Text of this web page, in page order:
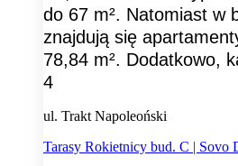
do 67 m². Natomiast w
znajdują się
78,84 m². Dodatkowo,
4
ul. Trakt Napoleoński
Tarasy Rokietnicy bud. C | Sovo